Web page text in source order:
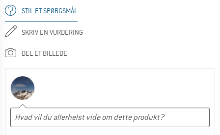
STIL ET SPØRGSMÅL
SKRIV EN VURDERING
DEL ET BILLEDE